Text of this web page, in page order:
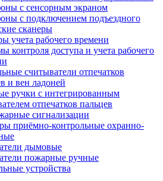
с сенсорным экраном
с подключением подъездного
сканеры
учета рабочего времени
контроля доступа и учета рабочего
считыватели отпечатков
и вен ладоней
ручки с интегрированным
отпечатков пальцев
сигнализации
приёмно-контрольные охранно-
дымовые
пожарные ручные
устройства